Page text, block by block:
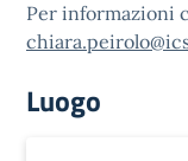
Per informazioni
Luogo